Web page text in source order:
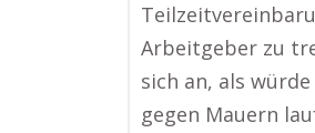
Arbeitgeber zu
sich an, als
gegen Mauern